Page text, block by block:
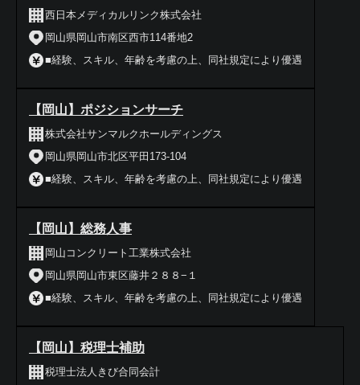
西日本メディカルリンク株式会社
岡山県岡山市南区西市114番地2
■経験、スキル、年齢を考慮の上、同社規定により優遇
【岡山】ポジションサーチ
株式会社サンマルクホールディングス
岡山県岡山市北区平田173-104
■経験、スキル、年齢を考慮の上、同社規定により優遇
【岡山】総務人事
岡山コンクリート工業株式会社
岡山県岡山市東区藤井２８８−１
■経験、スキル、年齢を考慮の上、同社規定により優遇
【岡山】税理士補助
税理士法人きび合同会計